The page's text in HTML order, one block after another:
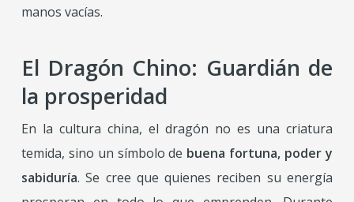
manos vacías.
El Dragón Chino: Guardián de
la prosperidad
En la cultura china, el dragón no es una criatura
temida, sino un símbolo de buena fortuna, poder y
sabiduría. Se cree que quienes reciben su energía